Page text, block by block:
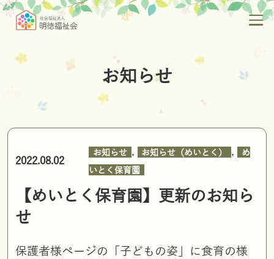
お知らせ
2022.08.02
お知らせ , お知らせ（めいとく） ,
め
いとく保育園
【めいとく保育園】更新のお知ら
せ
保護者様ページの「子どもの姿」に食育の様